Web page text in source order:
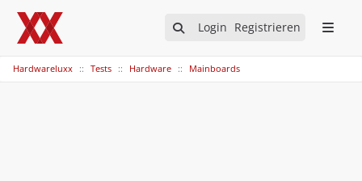
Login Registrieren
Hardwareluxx Tests Hardware Mainboards